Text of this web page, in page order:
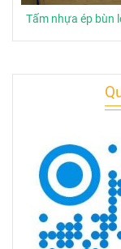
Tấm nhựa ép bùn